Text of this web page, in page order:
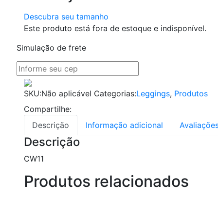
Descubra seu tamanho
Este produto está fora de estoque e indisponível.
Simulação de frete
SKU:Não aplicável Categorias:Leggings, Produtos
Compartilhe:
Descrição
Informação adicional
Descrição
CW11
Produtos relacionados